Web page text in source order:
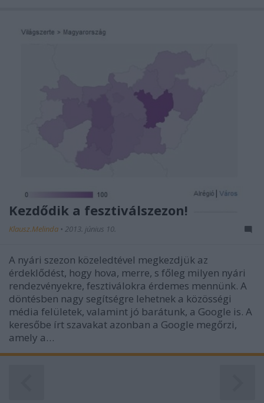
Kezdődik a fesztiválszezon!
Klausz.Melinda • 2013. június 10.
A nyári szezon közeledtével megkezdjük az
érdeklődést, hogy hova, merre, s főleg milyen nyári
rendezvényekre, fesztiválokra érdemes mennünk. A
döntésben nagy segítségre lehetnek a közösségi
média felületek, valamint jó barátunk, a Google is. A
keresőbe írt szavakat azonban a Google megőrzi,
amely a…